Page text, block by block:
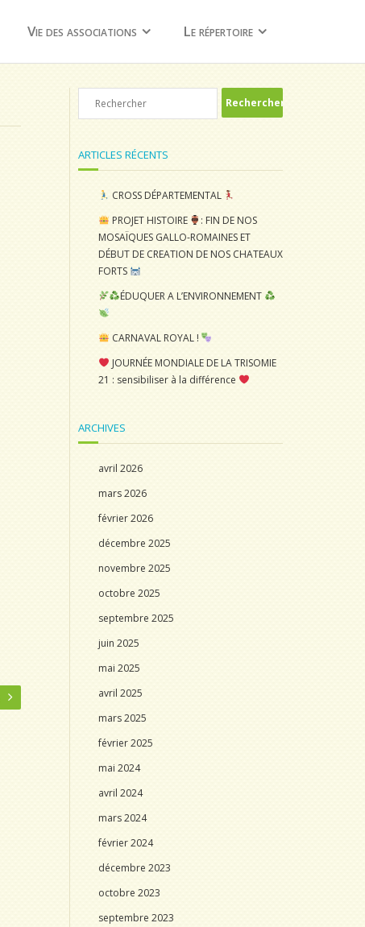
Vie des associations Le répertoire
ARTICLES RÉCENTS
CROSS DÉPARTEMENTAL
PROJET HISTOIRE
: FIN DE NOS
MOSAÏQUES GALLO-ROMAINES ET
DÉBUT DE CREATION DE NOS CHATEAUX
FORTS
ÉDUQUER A L’ENVIRONNEMENT
CARNAVAL ROYAL !
JOURNÉE MONDIALE DE LA TRISOMIE
21 : sensibiliser à la différence
ARCHIVES
avril 2026
mars 2026
février 2026
décembre 2025
novembre 2025
octobre 2025
septembre 2025
juin 2025
mai 2025
avril 2025
mars 2025
février 2025
mai 2024
avril 2024
mars 2024
février 2024
décembre 2023
octobre 2023
septembre 2023